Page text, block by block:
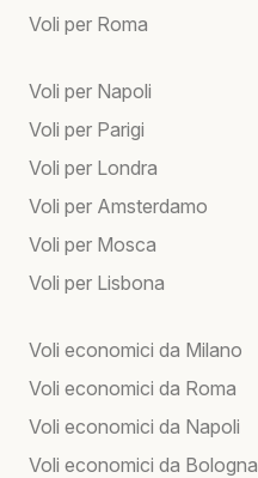
Voli per Roma
Voli per Napoli
Voli per Parigi
Voli per Londra
Voli per Amsterdamo
Voli per Mosca
Voli per Lisbona
Voli economici da Milano
Voli economici da Roma
Voli economici da Napoli
Voli economici da Bologna